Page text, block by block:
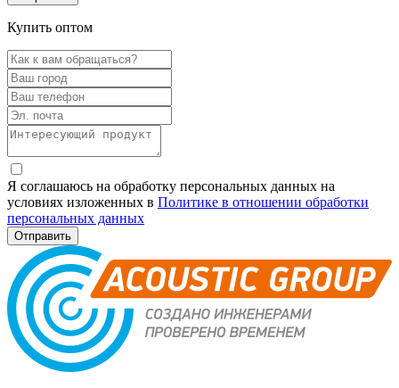
Купить оптом
Я соглашаюсь на обработку персональных данных на
условиях изложенных в Политике в отношении обработки
персональных данных